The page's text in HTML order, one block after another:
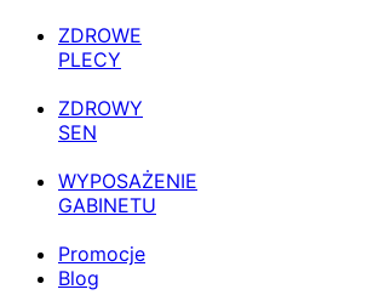
ZDROWE
PLECY
ZDROWY
SEN
WYPOSAŻENIE
GABINETU
Promocje
Blog